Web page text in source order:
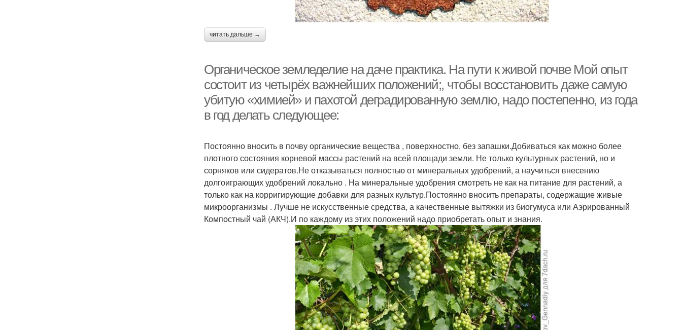
читать дальше →
Органическое земледелие на даче практика. На пути к живой почве Мой опыт
состоит из четырёх важнейших положений;, чтобы восстановить даже самую
убитую «химией» и пахотой деградированную землю, надо постепенно, из года
в год делать следующее:
Постоянно вносить в почву органические вещества , поверхностно, без запашки.Добиваться как можно более
плотного состояния корневой массы растений на всей площади земли. Не только культурных растений, но и
сорняков или сидератов.Не отказываться полностью от минеральных удобрений, а научиться внесению
долгоиграющих удобрений локально . На минеральные удобрения смотреть не как на питание для растений, а
только как на корригирующие добавки для разных культур.Постоянно вносить препараты, содержащие живые
микроорганизмы . Лучше не искусственные средства, а качественные вытяжки из биогумуса или Аэрированный
Компостный чай (АКЧ).И по каждому из этих положений надо приобретать опыт и знания.